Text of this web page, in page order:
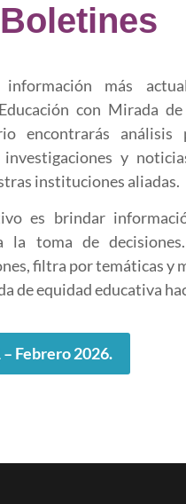
Boletines
más
con Mirada
encontrarás análisis
y
instituciones aliadas.
es brindar
la toma de decisiones.
filtra por temáticas y
de equidad educativa
Febrero 2026.